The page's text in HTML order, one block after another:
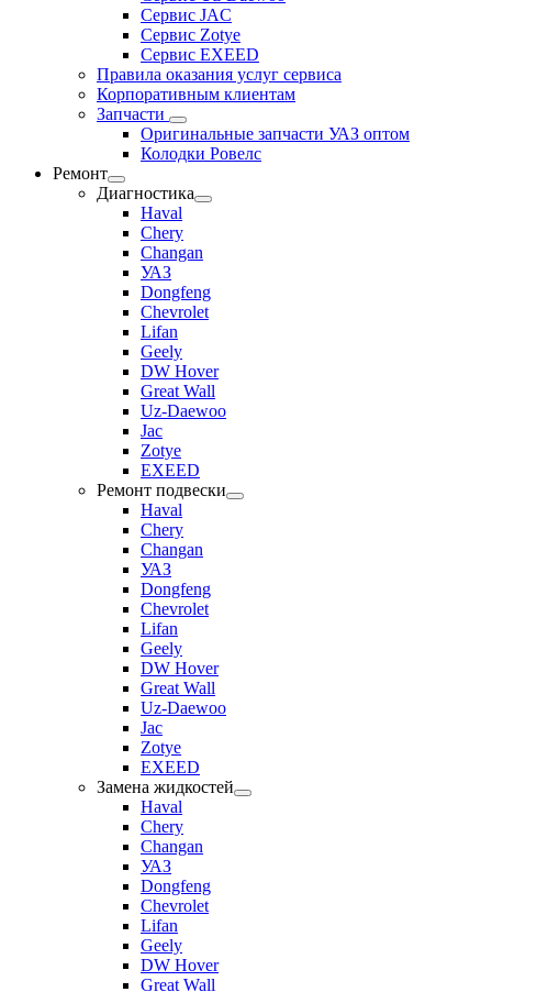
Сервис JAC
Сервис Zotye
Сервис EXEED
Правила оказания услуг сервиса
Корпоративным клиентам
Запчасти
Оригинальные запчасти УАЗ оптом
Колодки Ровелс
Ремонт
Диагностика
Haval
Chery
Changan
УАЗ
Dongfeng
Chevrolet
Lifan
Geely
DW Hover
Great Wall
Uz-Daewoo
Jac
Zotye
EXEED
Ремонт подвески
Haval
Chery
Changan
УАЗ
Dongfeng
Chevrolet
Lifan
Geely
DW Hover
Great Wall
Uz-Daewoo
Jac
Zotye
EXEED
Замена жидкостей
Haval
Chery
Changan
УАЗ
Dongfeng
Chevrolet
Lifan
Geely
DW Hover
Great Wall